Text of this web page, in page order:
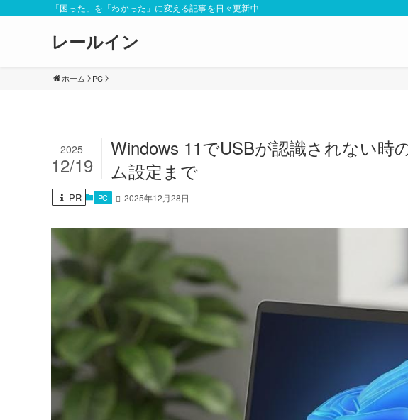
「困った」を「わかった」に変える記事を日々更新中
レールイン
ホーム PC
Windows 11でUSBが認識されない時
ム設定まで
2025
12/19
PR PC 2025年12月28日